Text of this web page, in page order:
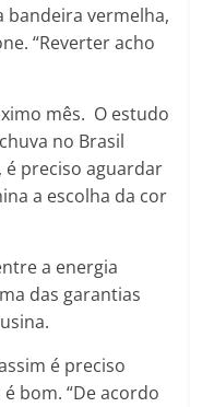
vermelha,
“Reverter acho
mês. O estudo
no Brasil
preciso aguardar
a escolha da cor
a energia
das garantias
é preciso
bom. “De acordo